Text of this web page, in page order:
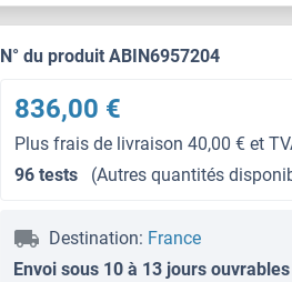
N° du produit ABIN6957204
836,00 €
Plus frais de livraison 40,00 € et
96 tests
(Autres quantités
Destination: France
Envoi sous 10 à 13 jours ouvrables